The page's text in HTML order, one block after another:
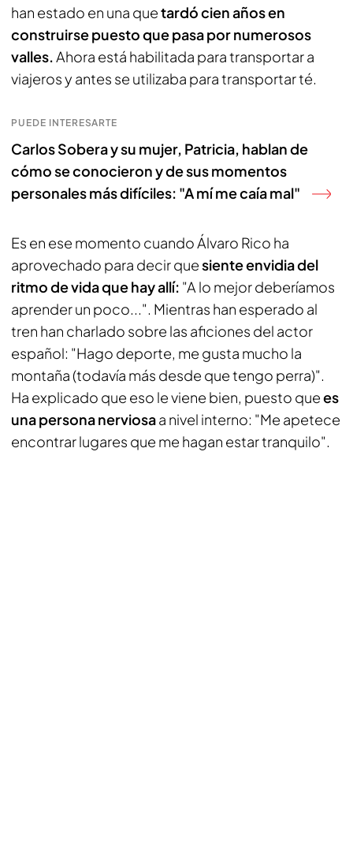
han estado en una quetardó cien años en
construirse puesto que pasa por numerosos
valles.Ahora está habilitada para transportar a
viajeros y antes se utilizaba para transportar té.
PUEDE INTERESARTE
Carlos Sobera y su mujer, Patricia, hablan de
cómo se conocieron y de sus momentos
personales más difíciles: "A mí me caía mal"
Es en ese momento cuando Álvaro Rico ha
aprovechado para decir quesiente envidia del
ritmo de vida que hay allí: "A lo mejor deberíamos
aprender un poco...". Mientras han esperado al
tren han charlado sobre las aficiones del actor
español: "Hago deporte, me gusta mucho la
montaña (todavía más desde que tengo perra)".
Ha explicado que eso le viene bien, puesto quees
una persona nerviosaa nivel interno: "Me apetece
encontrar lugares que me hagan estar tranquilo".